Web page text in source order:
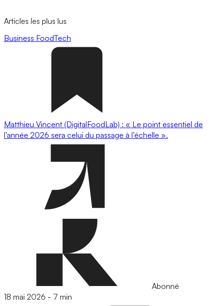
Articles les plus lus
Business FoodTech
Matthieu Vincent (DigitalFoodLab) : « Le point essentiel de
l’année 2026 sera celui du passage à l’échelle ».
Abonné
18 mai 2026 - 7 min